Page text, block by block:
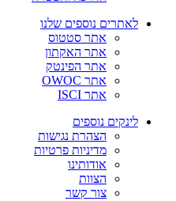
לאתרים נוספים שלנו
אתר סטטוס
אתר האקתון
אתר הפינטק
אתר OWOC
אתר ISCI
לינקים נוספים
הצהרת נגישות
מדיניות פרטיות
אודותינו
הצוות
צור קשר